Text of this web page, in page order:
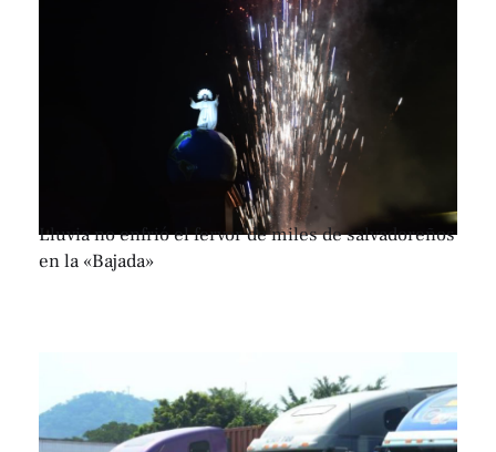
Lluvia no enfrió el fervor de miles de salvadoreños
en la «Bajada»